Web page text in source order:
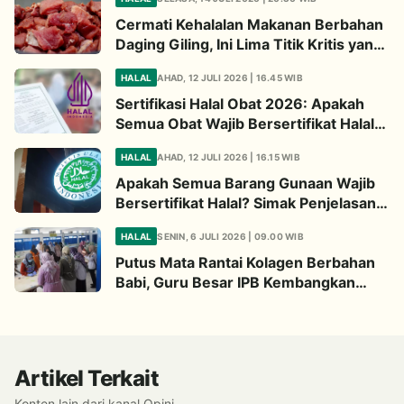
Cermati Kehalalan Makanan Berbahan
Daging Giling, Ini Lima Titik Kritis yang
HALAL AHAD, 12 JULI 2026 | 16.45 WIB
Sertifikasi Halal Obat 2026: Apakah
Semua Obat Wajib Bersertifikat Halal?
HALAL AHAD, 12 JULI 2026 | 16.15 WIB
Apakah Semua Barang Gunaan Wajib
Bersertifikat Halal? Simak Penjelasan
HALAL SENIN, 6 JULI 2026 | 09.00 WIB
Putus Mata Rantai Kolagen Berbahan
Babi, Guru Besar IPB Kembangkan
Artikel Terkait